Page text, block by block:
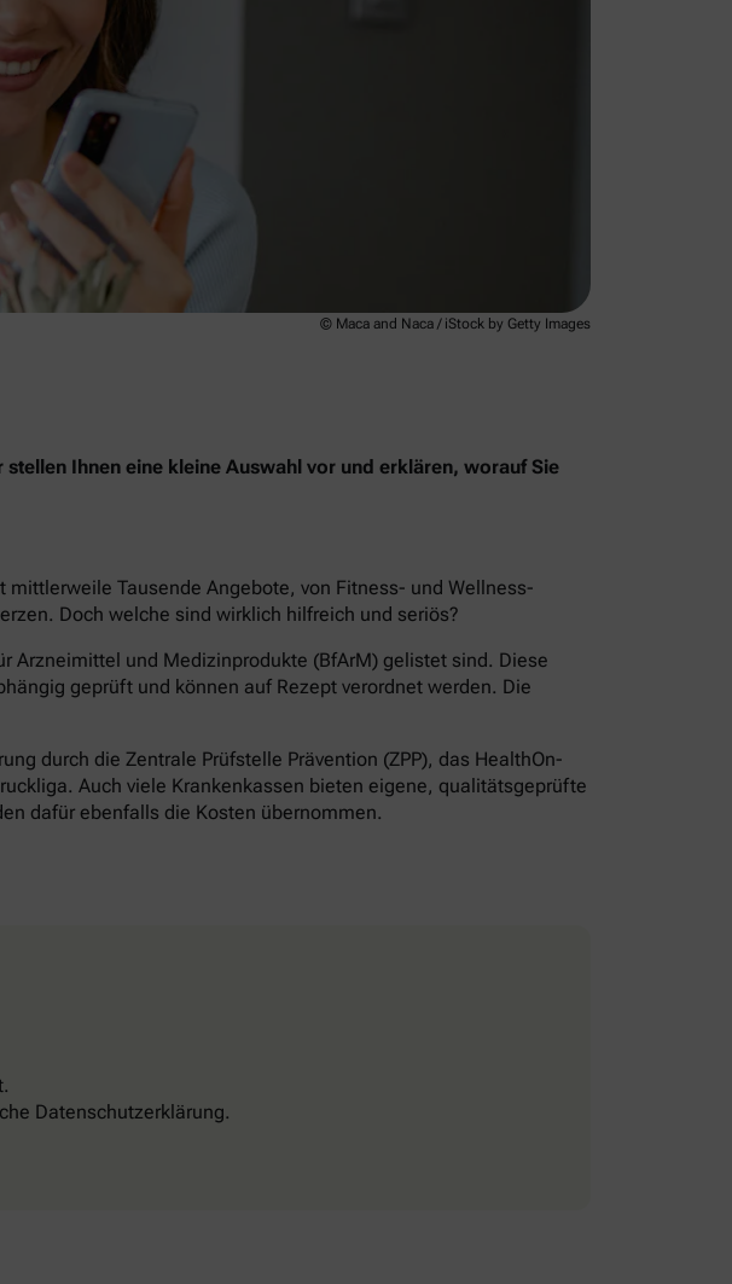
© Maca and Naca / iStock by Getty Images
Ihnen eine kleine Auswahl vor und erklären, worauf Sie
Tausende Angebote, von Fitness- und Wellness-
Doch welche sind wirklich hilfreich und seriös?
Arzneimittel und Medizinprodukte (BfArM) gelistet sind. Diese
geprüft und können auf Rezept verordnet werden. Die
durch die Zentrale Prüfstelle Prävention (ZPP), das HealthOn-
Auch viele Krankenkassen bieten eigene, qualitätsgeprüfte
dafür ebenfalls die Kosten übernommen.
Datenschutzerklärung.